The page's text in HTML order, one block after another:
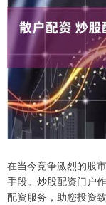
在当今竞争激烈的股
手段。炒股配资门户
配资服务，助您投资致